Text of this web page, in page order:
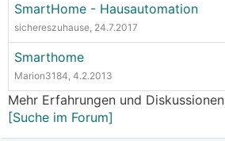
SmartHome - Hausautomation
sichereszuhause, 24.7.2017
Smarthome
Marion3184, 4.2.2013
Mehr Erfahrungen und
[Suche im Forum]